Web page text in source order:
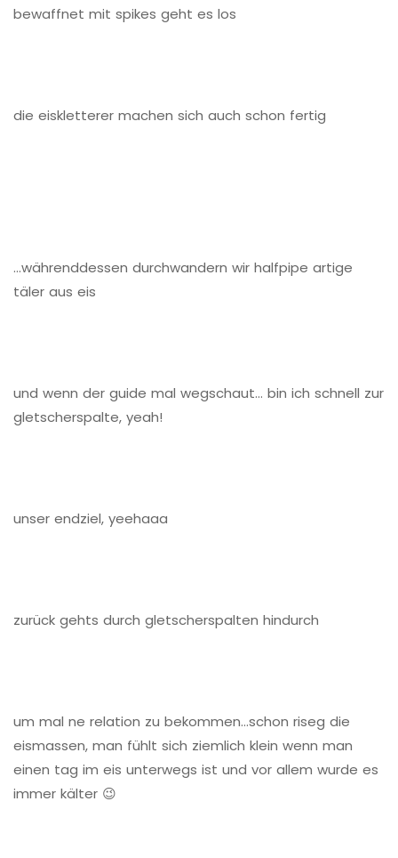
bewaffnet mit spikes geht es los
die eiskletterer machen sich auch schon fertig
…währenddessen durchwandern wir halfpipe artige
täler aus eis
und wenn der guide mal wegschaut… bin ich schnell zur
gletscherspalte, yeah!
unser endziel, yeehaaa
zurück gehts durch gletscherspalten hindurch
um mal ne relation zu bekommen…schon riseg die
eismassen, man fühlt sich ziemlich klein wenn man
einen tag im eis unterwegs ist und vor allem wurde es
immer kälter 😉